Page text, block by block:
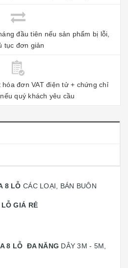
đầu tiên nếu sản phẩm bị lỗi,
tục đơn giản
đơn VAT điện tử + chứng chỉ
quý khách yêu cầu
8 LỖ CÁC LOẠI, BÁN BUÔN
GIÁ RẺ
8 LỖ ĐA NĂNG DÂY 3M - 5M,